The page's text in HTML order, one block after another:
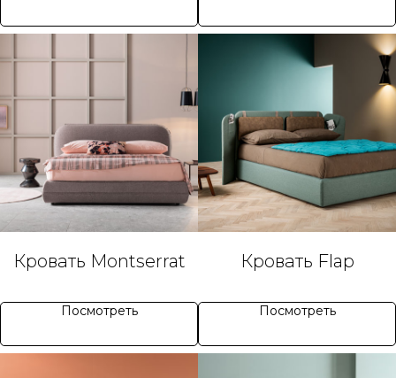
Кровать Montserrat
Посмотреть
Кровать Flap
Посмотреть